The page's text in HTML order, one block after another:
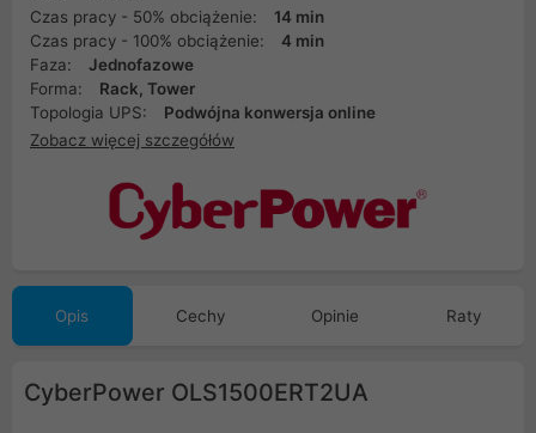
Czas pracy - 50% obciążenie:
14 min
Czas pracy - 100% obciążenie:
4 min
Faza:
Jednofazowe
Forma:
Rack, Tower
Topologia UPS:
Podwójna konwersja online
Zobacz więcej szczegółów
Opis Cechy Opinie Raty
CyberPower OLS1500ERT2UA